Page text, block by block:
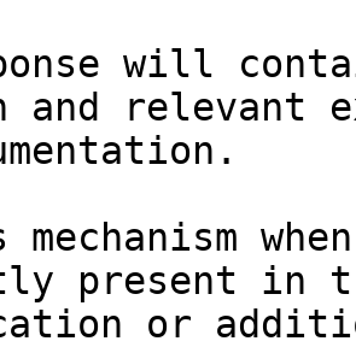
will
and relevant
mechanism
present in
or